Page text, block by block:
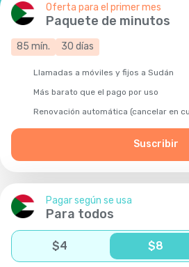
Oferta para el primer mes
Paquete de minutos
85 mín. 30 días
Llamadas a móviles y fijos a Sudán
Más barato que el pago por uso
Renovación automática (cancelar en
Suscribir
Pagar según se usa
Para todos
$4 $8